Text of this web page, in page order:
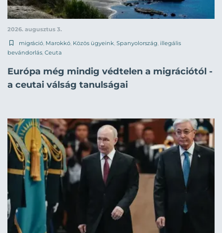
2026. augusztus 3.
migráció, Marokkó, Közös ügyeink, Spanyolország, illegális
bevándorlás, Ceuta
Európa még mindig védtelen a migrációtól -
a ceutai válság tanulságai